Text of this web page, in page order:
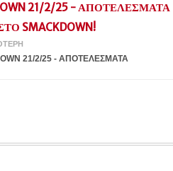
21/2/25 - ΑΠΟΤΕΛΕΣΜΑΤΑ
SMACKDOWN!
21/2/25 - ΑΠΟΤΕΛΕΣΜΑΤΑ